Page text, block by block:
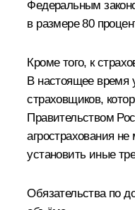
Федеральным
в размере 80
Кроме того, к
В настоящее время
страховщиков,
Правительством
агрострахования
установить иные
Обязательства по